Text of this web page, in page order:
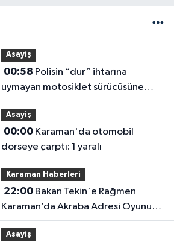
Asayiş
00:58
uymayan motosiklet sürücüsüne
402 bin lira ceza kesildi
Asayiş
00:00Karaman'da otomobil
dorseye çarptı: 1 yaralı
Karaman Haberleri
22:00Bakan Tekin'e Rağmen
Karaman’da Akraba Adresi Oyununa
Müdür Dur Diyecek mi?
Asayiş